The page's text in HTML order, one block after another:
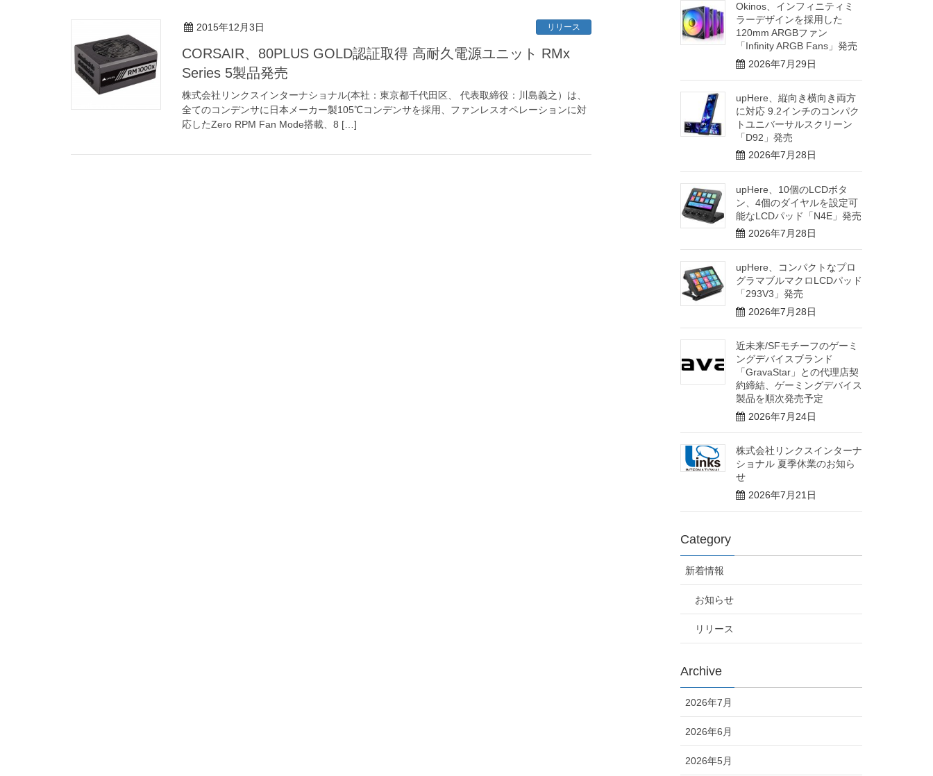
2015年12月3日 リリース
CORSAIR、80PLUS GOLD認証取得 高耐久電源ユニット RMx
Series 5製品発売
株式会社リンクスインターナショナル(本社：東京都千代田区、 代表取締役：川島義之）は、
全てのコンデンサに日本メーカー製105℃コンデンサを採用、ファンレスオペレーションに対
応したZero RPM Fan Mode搭載、8 […]
Okinos、インフィニティミ
ラーデザインを採用した
120mm ARGBファン
「Infinity ARGB Fans」発売
2026年7月29日
upHere、縦向き横向き両方
に対応 9.2インチのコンパク
トユニバーサルスクリーン
「D92」発売
2026年7月28日
upHere、10個のLCDボタ
ン、4個のダイヤルを設定可
能なLCDパッド「N4E」発売
2026年7月28日
upHere、コンパクトなプロ
グラマブルマクロLCDパッド
「293V3」発売
2026年7月28日
近未来/SFモチーフのゲーミ
ングデバイスブランド
「GravaStar」との代理店契
約締結、ゲーミングデバイス
製品を順次発売予定
2026年7月24日
株式会社リンクスインターナ
ショナル 夏季休業のお知ら
せ
2026年7月21日
Category
新着情報
お知らせ
リリース
Archive
2026年7月
2026年6月
2026年5月